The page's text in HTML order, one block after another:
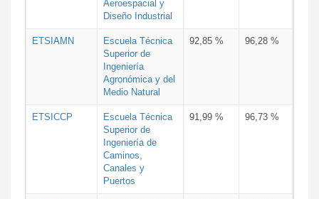
Aeroespacial y
Diseño Industrial
ETSIAMN
Escuela Técnica
Superior de
Ingeniería
Agronómica y del
Medio Natural
92,85 % 96,28 %
ETSICCP
Escuela Técnica
Superior de
Ingeniería de
Caminos,
Canales y
Puertos
91,99 % 96,73 %